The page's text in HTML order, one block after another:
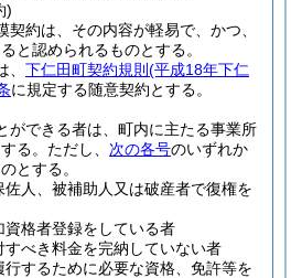
)
契約は、その内容が軽易で、かつ、
と認められるものとする。
下仁田町契約規則 (平成18年下仁
に規定する随意契約とする。
ができる者は、町内に主たる事業所
る。 ただし、 次の各号のいずれか
とする。
佐人、被補助人又は破産者で復権を
資格者登録をしている者
すべき料金を完納していない者
するために必要な資格、免許等を